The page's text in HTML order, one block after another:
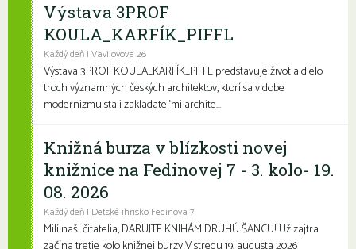
Výstava 3PROF
KOULA_KARFÍK_PIFFL
Každý deň | Vavilovova 26
Výstava 3PROF KOULA_KARFÍK_PIFFL predstavuje život a dielo
troch významných českých architektov, ktorí sa v dobe
modernizmu stali zakladateľmi archite...
Knižná burza v blízkosti novej
knižnice na Fedinovej 7 - 3. kolo- 19.
08. 2026
Každý deň | Detské ihrisko Fedinova 7
Milí naši čitatelia, DARUJTE KNIHÁM DRUHÚ ŠANCU! Už zajtra